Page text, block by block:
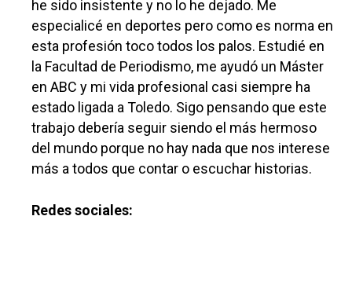
he sido insistente y no lo he dejado. Me
especialicé en deportes pero como es norma en
esta profesión toco todos los palos. Estudié en
la Facultad de Periodismo, me ayudó un Máster
en ABC y mi vida profesional casi siempre ha
estado ligada a Toledo. Sigo pensando que este
trabajo debería seguir siendo el más hermoso
del mundo porque no hay nada que nos interese
más a todos que contar o escuchar historias.
Redes sociales:
Sucesos
Medio Ambiente
Planeta Rural
Especiales
Política
Galerías